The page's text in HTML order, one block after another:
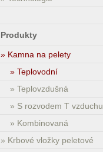
Produkty
» Kamna na pelety
» Teplovodní
» Teplovzdušná
» S rozvodem T vzduchu
» Kombinovaná
» Krbové vložky peletové